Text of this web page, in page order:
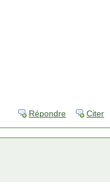
Répondre Citer